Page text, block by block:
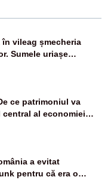
în vileag șmecheria
Sumele uriașe
român
ce patrimoniul va
al economiei
a evitat
pentru că era o